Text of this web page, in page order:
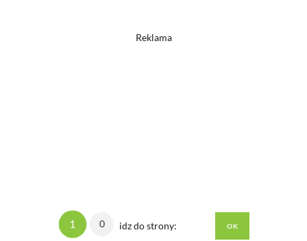
Reklama
1 0 idz do strony: